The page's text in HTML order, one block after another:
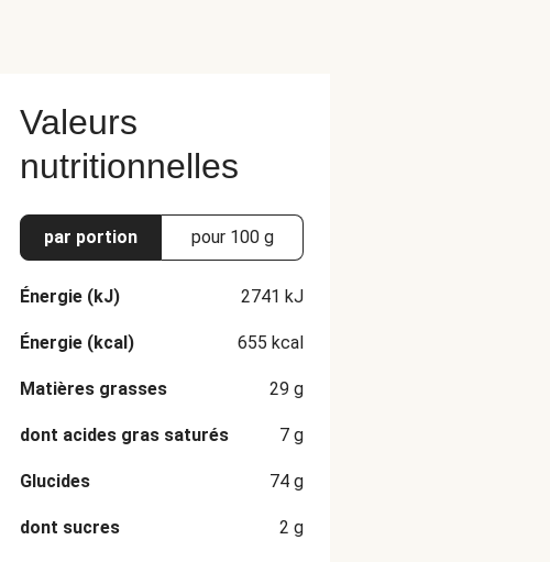
Valeurs
nutritionnelles
par portion pour 100 g
Énergie (kJ) 2741 kJ
Énergie (kcal) 655 kcal
Matières grasses 29 g
dont acides gras saturés 7 g
Glucides 74 g
dont sucres 2 g